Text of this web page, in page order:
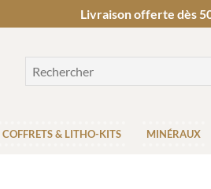
Livraison offerte dès
COFFRETS & LITHO-KITS MINÉRAUX